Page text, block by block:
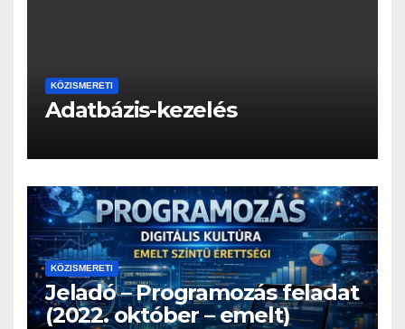
KÖZISMERETI
Adatbázis-kezelés
KÖZISMERETI
Jeladó – Programozás feladat
(2022. október – emelt)